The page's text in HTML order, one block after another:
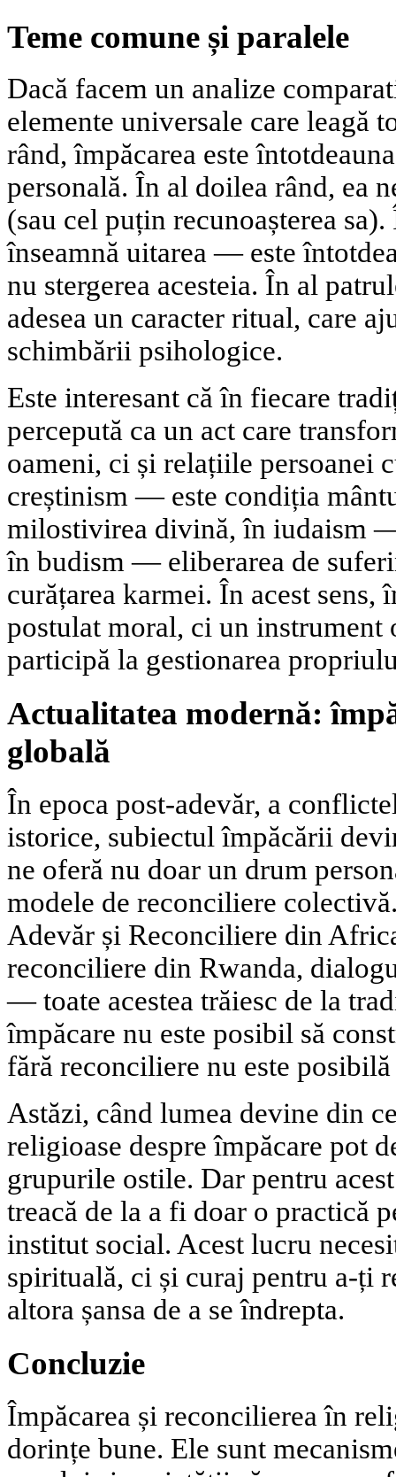
Teme comune și paralele
Dacă facem un analize
elemente universale care leagă
rând, împăcarea este
personală. În al doilea rând, ea
(sau cel puțin recunoașterea
înseamnă uitarea — este
nu stergerea acesteia. În al
adesea un caracter ritual, care
schimbării psihologice.
Este interesant că în fiecare
percepută ca un act care
oameni, ci și relațiile persoanei
creștinism — este condiția
milostivirea divină, în iudaism
în budism — eliberarea de
curățarea karmei. În acest sens,
postulat moral, ci un
participă la gestionarea
Actualitatea modernă:
globală
În epoca post-adevăr, a
istorice, subiectul împăcării
ne oferă nu doar un drum
modele de reconciliere
Adevăr și Reconciliere din
reconciliere din Rwanda,
— toate acestea trăiesc de la
împăcare nu este posibil să
fără reconciliere nu este
Astăzi, când lumea devine din
religioase despre împăcare pot
grupurile ostile. Dar pentru
treacă de la a fi doar o practică
institut social. Acest lucru
spirituală, ci și curaj pentru a-ți
altora șansa de a se îndrepta.
Concluzie
Împăcarea și reconcilierea în
dorințe bune. Ele sunt